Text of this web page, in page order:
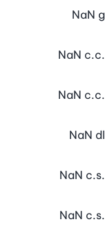
NaN g
NaN c.c.
NaN c.c.
NaN dl
NaN c.s.
NaN c.s.